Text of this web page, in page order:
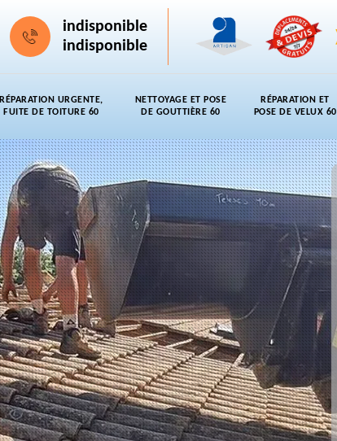
indisponible
indisponible
RÉPARATION URGENTE,
FUITE DE TOITURE 60
NETTOYAGE ET POSE
DE GOUTTIÈRE 60
RÉPARATION ET
POSE DE VELUX 60